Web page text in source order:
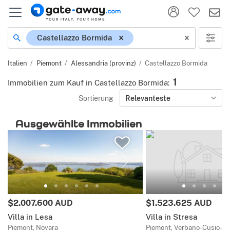
Ort
Castellazzo Bormida
Italien Piemont Alessandria (provinz) Castellazzo Bormida
Immobilien zum Kauf in Castellazzo Bormida: 1
Sortierung Relevanteste
Ausgewählte Immobilien
Preis:
$2.007.600 AUD
Villa in Lesa
Piemont, Novara
Preis:
$1.523.625 AUD
Villa in Stresa
Piemont, Verbano-Cusio-